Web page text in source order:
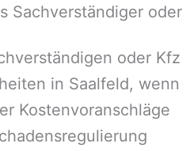
Sachverständiger oder
oder Kfz
in Saalfeld, wenn
Kostenvoranschläge